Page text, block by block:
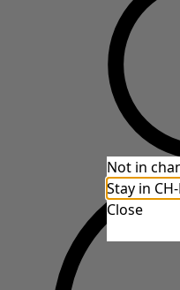
Not in
Stay in CH-
Close